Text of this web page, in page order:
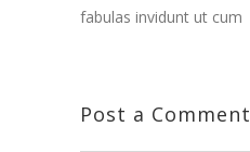
fabulas invidunt ut cum
Post a Comment